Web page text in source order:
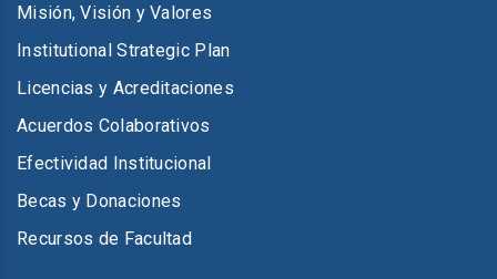
Misión, Visión y Valores
Institutional Strategic Plan
Licencias y Acreditaciones
Acuerdos Colaborativos
Efectividad Institucional
Becas y Donaciones
Recursos de Facultad